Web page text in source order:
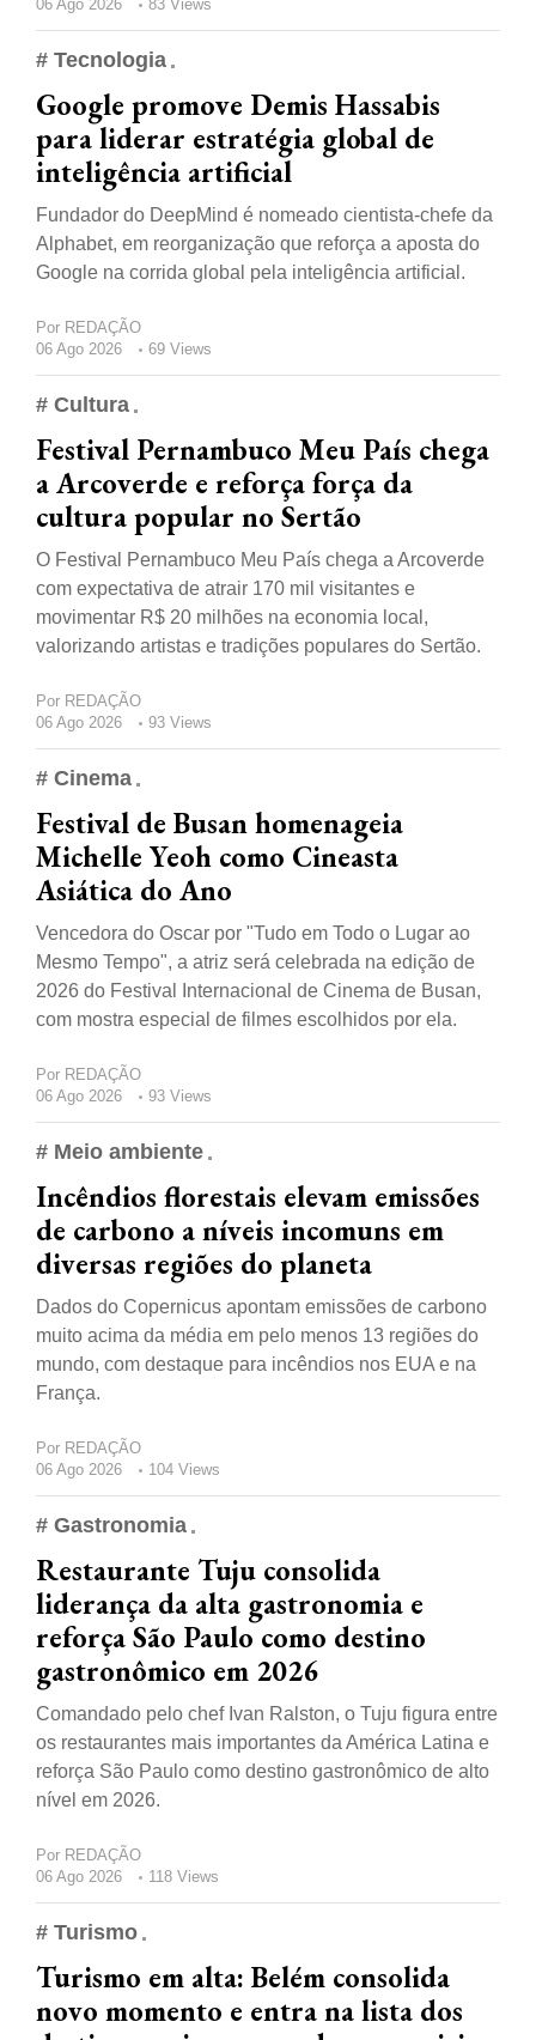
06 Ago 2026
83 Views
# Tecnologia
Google promove Demis Hassabis
para liderar estratégia global de
inteligência artificial
Fundador do DeepMind é nomeado cientista-chefe da
Alphabet, em reorganização que reforça a aposta do
Google na corrida global pela inteligência artificial.
Por REDAÇÃO
06 Ago 2026
69 Views
# Cultura
Festival Pernambuco Meu País chega
a Arcoverde e reforça força da
cultura popular no Sertão
O Festival Pernambuco Meu País chega a Arcoverde
com expectativa de atrair 170 mil visitantes e
movimentar R$ 20 milhões na economia local,
valorizando artistas e tradições populares do Sertão.
Por REDAÇÃO
06 Ago 2026
93 Views
# Cinema
Festival de Busan homenageia
Michelle Yeoh como Cineasta
Asiática do Ano
Vencedora do Oscar por "Tudo em Todo o Lugar ao
Mesmo Tempo", a atriz será celebrada na edição de
2026 do Festival Internacional de Cinema de Busan,
com mostra especial de filmes escolhidos por ela.
Por REDAÇÃO
06 Ago 2026
93 Views
# Meio ambiente
Incêndios florestais elevam emissões
de carbono a níveis incomuns em
diversas regiões do planeta
Dados do Copernicus apontam emissões de carbono
muito acima da média em pelo menos 13 regiões do
mundo, com destaque para incêndios nos EUA e na
França.
Por REDAÇÃO
06 Ago 2026
104 Views
# Gastronomia
Restaurante Tuju consolida
liderança da alta gastronomia e
reforça São Paulo como destino
gastronômico em 2026
Comandado pelo chef Ivan Ralston, o Tuju figura entre
os restaurantes mais importantes da América Latina e
reforça São Paulo como destino gastronômico de alto
nível em 2026.
Por REDAÇÃO
06 Ago 2026
118 Views
# Turismo
Turismo em alta: Belém consolida
novo momento e entra na lista dos